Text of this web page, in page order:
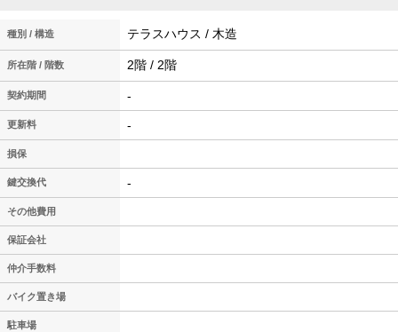
種別 / 構造 テラスハウス / 木造
所在階 / 階数 2階 / 2階
契約期間 -
更新料 -
損保
鍵交換代 -
その他費用
保証会社
仲介手数料
バイク置き場
駐車場